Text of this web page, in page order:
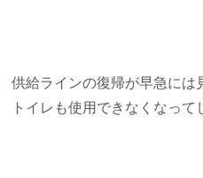
供給ラインの復帰が早急には
トイレも使用できなくなって